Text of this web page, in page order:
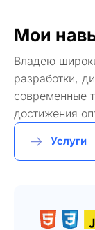
Мои
Владею
разработки,
современные
достижения
Услуги